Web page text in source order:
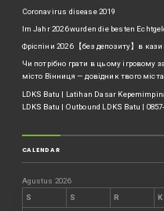
Coronavirus disease 2019
Im Jahr 2026 wurden die besten
Фріспіни 2026 【без депозиту】в
Чи потрібно грати в цьому ігровому
місто Вінниця — довідник твого
LDKS Batu | Latihan Dasar
LDKS Batu | Outbound LDKS Batu |
CALENDAR
Agustus 2026
S
S R K